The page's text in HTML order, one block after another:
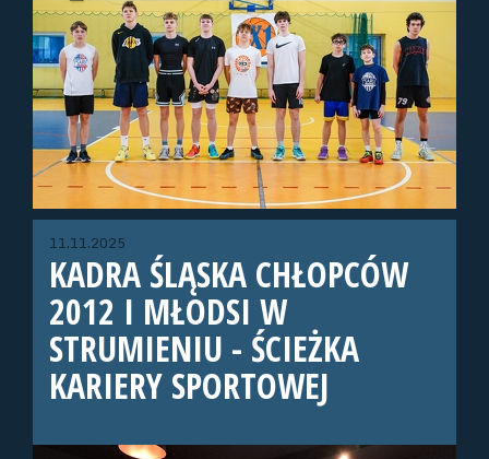
11.11.2025
KADRA ŚLĄSKA CHŁOPCÓW
2012 I MŁODSI W
STRUMIENIU - ŚCIEŻKA
KARIERY SPORTOWEJ